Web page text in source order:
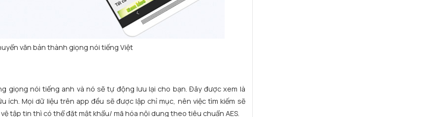
văn bản thành giọng nói tiếng Việt
giọng nói tiếng anh và nó sẽ tự động lưu lại cho bạn. Đây được xem là
ích. Mọi dữ liệu trên app đều sẽ được lập chỉ mục, nên việc tìm kiếm sẽ
tập tin thì có thể đặt mật khẩu/ mã hóa nội dung theo tiêu chuẩn AES.